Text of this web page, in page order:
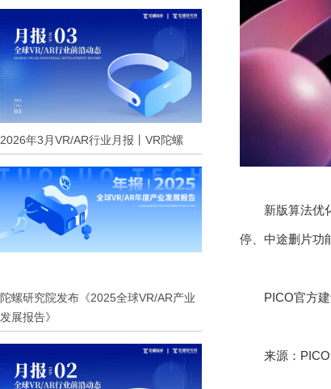
2026年3月VR/AR行业月报丨VR陀螺
陀螺研究院发布《2025全球VR/AR产业
发展报告》
新版算法优
停、中途删片功
PICO官方
来源：PICO